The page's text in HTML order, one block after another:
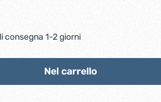
consegna 1-2 giorni
Nel carrello